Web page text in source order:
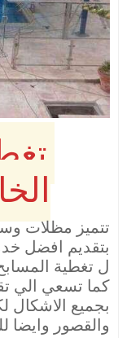
تتميز مظلات
بتقديم افضل
ل تغطية
كما تسعي الي
بجميع الاشكال
والقصور وايضا